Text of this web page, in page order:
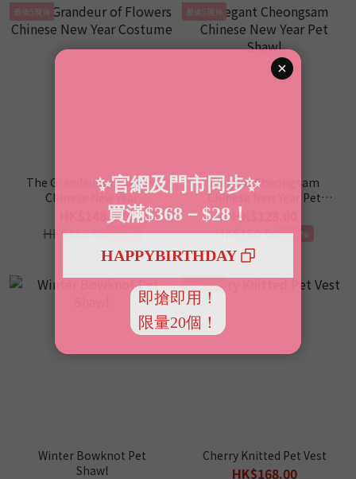
最後5現貨
The Grandeur of Flowers
Chinese New Year
Costume
HK$148.00
HK$185.00 -20%
最後5現貨
Elegant Cheongsam
Chinese New Year Pet
HK$128.00
HK$160.00 -20%
Winter Bowknot Pet
Shawl
最後3現貨
Cherry Knitted Pet Vest
HK$168.00